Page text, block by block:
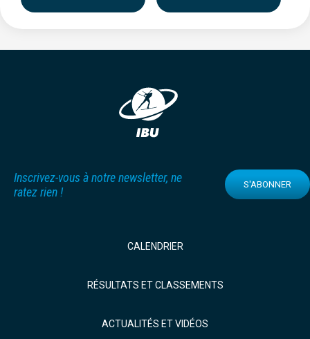
Inscrivez-vous à notre newsletter, ne
ratez rien !
S'ABONNER
CALENDRIER
RÉSULTATS ET CLASSEMENTS
ACTUALITÉS ET VIDÉOS